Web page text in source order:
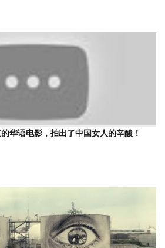
华语电影，拍出了中国女人的辛酸！